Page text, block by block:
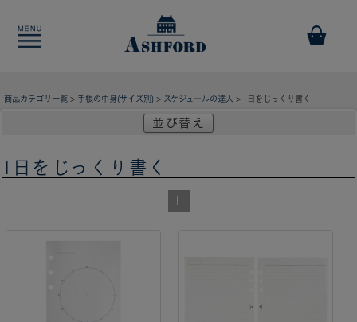
商品カテゴリ一覧 > 手帳の中身(サイズ別) > スケジュールの達人 > 1日をじっくり書く
並び替え
1日をじっくり書く
1